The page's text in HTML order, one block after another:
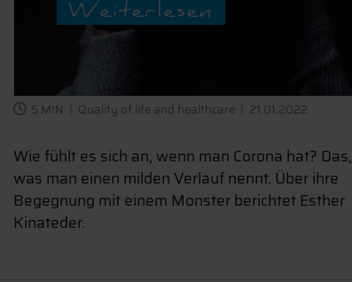
Weiterlesen
5 MIN Quality of life and healthcare 21.01.2022
Wie fühlt es sich an, wenn man Corona hat? Das,
was man einen milden Verlauf nennt. Über ihre
Begegnung mit einem Monster berichtet Esther
Kinateder.